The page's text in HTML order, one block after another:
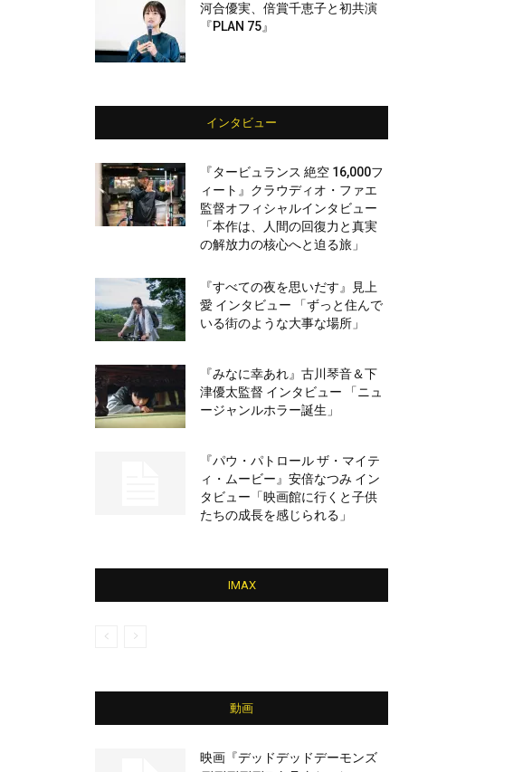
河合優実、倍賞千恵子と初共演
『PLAN 75』
インタビュー
『タービュランス 絶空 16,000フ
ィート』クラウディオ・ファエ
監督オフィシャルインタビュー
「本作は、人間の回復力と真実
の解放力の核心へと迫る旅」
『すべての夜を思いだす』見上
愛 インタビュー 「ずっと住んで
いる街のような大事な場所」
『みなに幸あれ』古川琴音＆下
津優太監督 インタビュー 「ニュ
ージャンルホラー誕生」
『パウ・パトロール ザ・マイテ
ィ・ムービー』安倍なつみ イン
タビュー「映画館に行くと子供
たちの成長を感じられる」
IMAX
動画
映画『デッドデッドデーモンズ